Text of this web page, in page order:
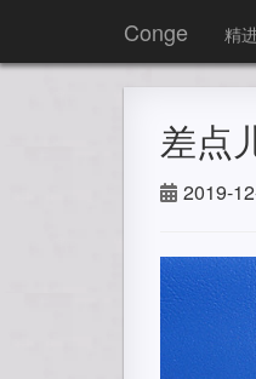
Conge 精
差点
2019-